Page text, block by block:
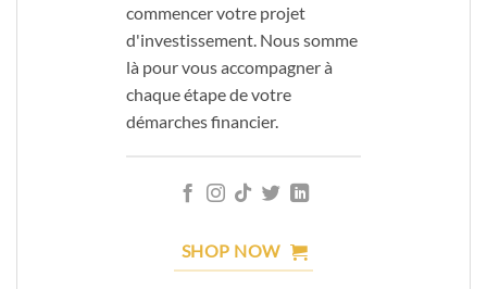
commencer votre projet
d'investissement. Nous somme
là pour vous accompagner à
chaque étape de votre
démarches financier.
SHOP NOW